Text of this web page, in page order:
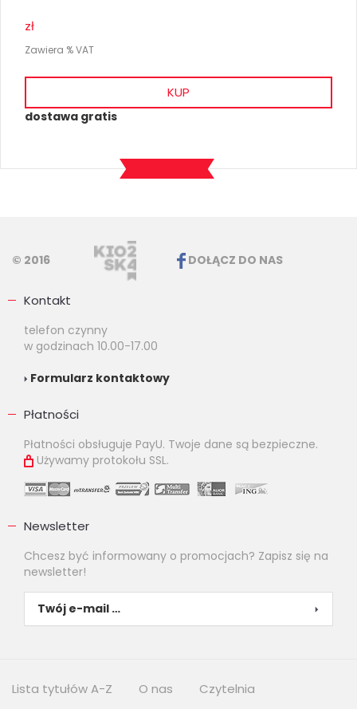
zł
Zawiera % VAT
KUP
dostawa gratis
© 2016 DOŁĄCZ DO NAS
Kontakt
telefon czynny
w godzinach 10.00-17.00
Formularz kontaktowy
Płatności
Płatności obsługuje PayU. Twoje dane są bezpieczne.
Używamy protokołu SSL.
Newsletter
Chcesz być informowany o promocjach? Zapisz się na
newsletter!
Lista tytułów A-Z O nas Czytelnia